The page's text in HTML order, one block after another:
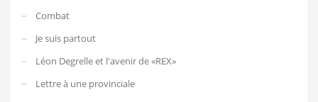
Combat
Je suis partout
Léon Degrelle et l'avenir de «REX»
Lettre à une provinciale